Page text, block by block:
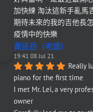
加快練 淘汰這新手亂馬
期待未來的我的吉他長
疫情中的快樂
黃民岳（老頭）
19:41 08 Jul 21
Really
piano for the first time
I met Mr. Lei, a very
owner